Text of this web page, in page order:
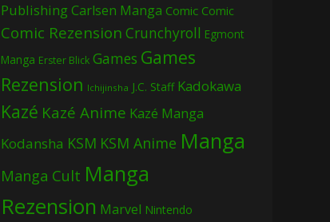
PublishingCarlsen Manga Comic Comic
Comic Rezension Crunchyroll Egmont
Manga Erster Blick Games Games
Rezension Ichijinsha J.C. Staff Kadokawa
Kazé Kazé Anime Kazé Manga
Kodansha KSM KSM Anime Manga
Manga Cult Manga
Rezension Marvel Nintendo